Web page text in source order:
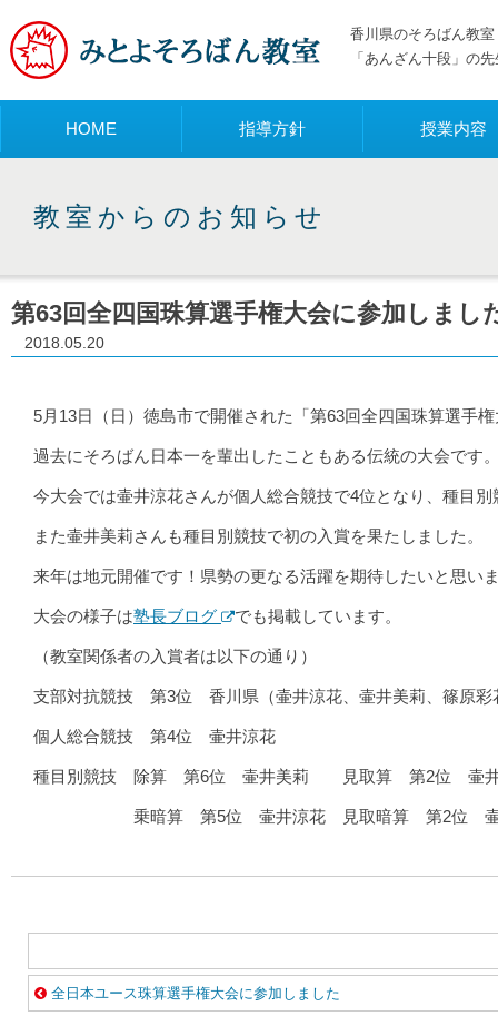
香川県のそろばん教
「あんざん十段」の
HOME 指導方針 授業内容
教室からのお知らせ
第63回全四国珠算選手権大会に参加しまし
2018.05.20
5月13日（日）徳島市で開催された「第63回全四国珠算選手
過去にそろばん日本一を輩出したこともある伝統の大会です
今大会では壷井涼花さんが個人総合競技で4位となり、種目
また壷井美莉さんも種目別競技で初の入賞を果たしました。
来年は地元開催です！県勢の更なる活躍を期待したいと思い
大会の様子は塾長ブログ でも掲載しています。
（教室関係者の入賞者は以下の通り）
支部対抗競技 第3位 香川県（壷井涼花、壷井美莉、篠原彩
個人総合競技 第4位 壷井涼花
種目別競技 除算 第6位 壷井美莉 見取算 第2位 壷井
乗暗算 第5位 壷井涼花 見取暗算 第2位
全日本ユース珠算選手権大会に参加しました